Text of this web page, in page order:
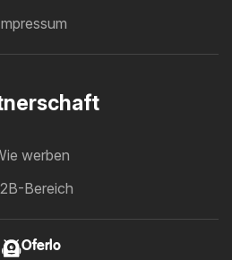
werben
Bereich
Oferlo